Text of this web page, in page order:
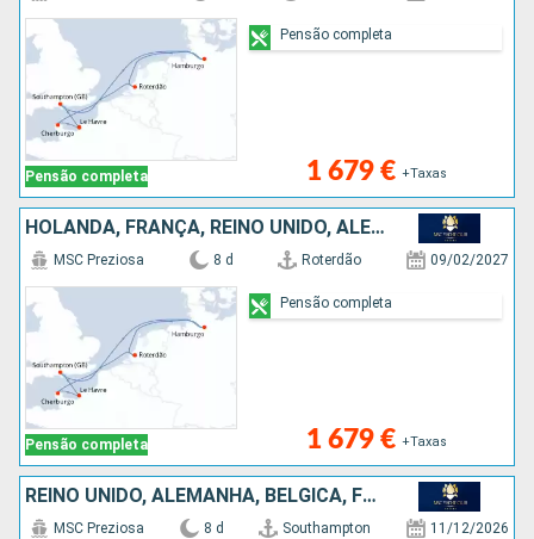
Pensão completa 1 679 € +Taxas
Pensão completa
HOLANDA, FRANÇA, REINO UNIDO, ALEMANHA
Pensão completa
MSC Preziosa 8 d Roterdão 09/02/2027
1 679 € +Taxas
Pensão completa
REINO UNIDO, ALEMANHA, BÉLGICA, FRANÇA
MSC Preziosa 8 d Southampton 11/12/2026